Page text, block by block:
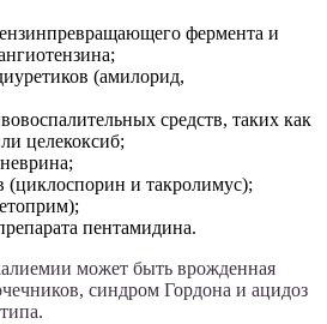
фермента и
(амилорид,
средств, таких как
целекоксиб;
(циклоспорин и такролимус);
пентамидина.
может быть врожденная
синдром Гордона и ацидоз